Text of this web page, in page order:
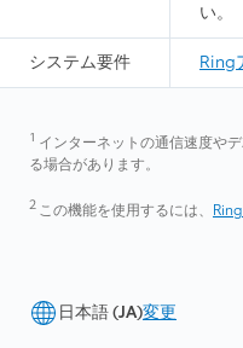
い。
システム要件 Ring
1 インターネットの通信速度や
る場合があります。
2 この機能を使用するには、
日本語 (JA)変更